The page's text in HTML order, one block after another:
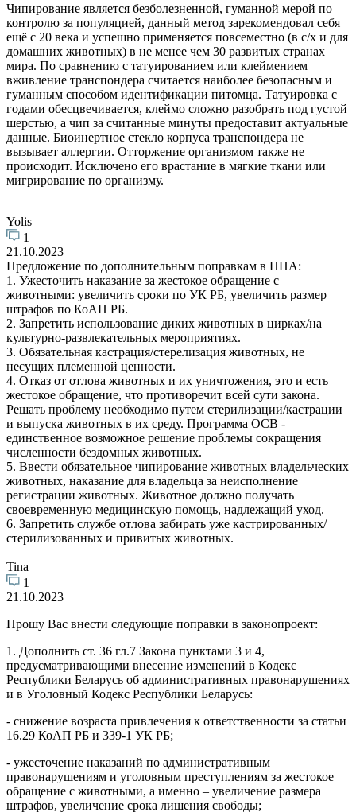
Чипирование является безболезненной, гуманной мерой по
контролю за популяцией, данный метод зарекомендовал себя
ещё с 20 века и успешно применяется повсеместно (в с/х и для
домашних животных) в не менее чем 30 развитых странах
мира. По сравнению с татуированием или клеймением
вживление транспондера считается наиболее безопасным и
гуманным способом идентификации питомца. Татуировка с
годами обесцвечивается, клеймо сложно разобрать под густой
шерстью, а чип за считанные минуты предоставит актуальные
данные. Биоинертное стекло корпуса транспондера не
вызывает аллергии. Отторжение организмом также не
происходит. Исключено его врастание в мягкие ткани или
мигрирование по организму.
Yolis
1
21.10.2023
Предложение по дополнительным поправкам в НПА:
1. Ужесточить наказание за жестокое обращение с
животными: увеличить сроки по УК РБ, увеличить размер
штрафов по КоАП РБ.
2. Запретить использование диких животных в цирках/на
культурно-развлекательных мероприятиях.
3. Обязательная кастрация/стерелизация животных, не
несущих племенной ценности.
4. Отказ от отлова животных и их уничтожения, это и есть
жестокое обращение, что противоречит всей сути закона.
Решать проблему необходимо путем стерилизации/кастрации
и выпуска животных в их среду. Программа ОСВ -
единственное возможное решение проблемы сокращения
численности бездомных животных.
5. Ввести обязательное чипирование животных владельческих
животных, наказание для владельца за неисполнение
регистрации животных. Животное должно получать
своевременную медицинскую помощь, надлежащий уход.
6. Запретить службе отлова забирать уже кастрированных/
стерилизованных и привитых животных.
Tina
1
21.10.2023
Прошу Вас внести следующие поправки в законопроект:
1. Дополнить ст. 36 гл.7 Закона пунктами 3 и 4,
предусматривающими внесение изменений в Кодекс
Республики Беларусь об административных правонарушениях
и в Уголовный Кодекс Республики Беларусь:
- снижение возраста привлечения к ответственности за статьи
16.29 КоАП РБ и 339-1 УК РБ;
- ужесточение наказаний по административным
правонарушениям и уголовным преступлениям за жестокое
обращение с животными, а именно – увеличение размера
штрафов, увеличение срока лишения свободы;